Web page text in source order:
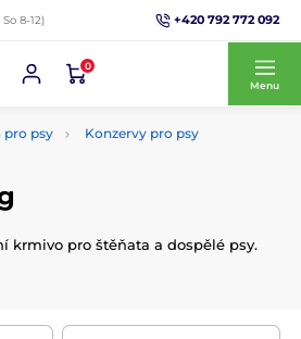
So 8-12) +420 792 772 092
0
Menu
pro psy
Konzervy pro psy
krmivo pro štěňata a dospělé psy.